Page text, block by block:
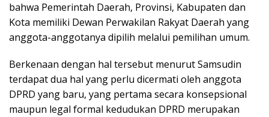
bahwa Pemerintah Daerah, Provinsi, Kabupaten dan
Kota memiliki Dewan Perwakilan Rakyat Daerah yang
anggota-anggotanya dipilih melalui pemilihan umum.
Berkenaan dengan hal tersebut menurut Samsudin
terdapat dua hal yang perlu dicermati oleh anggota
DPRD yang baru, yang pertama secara konsepsional
maupun legal formal kedudukan DPRD merupakan